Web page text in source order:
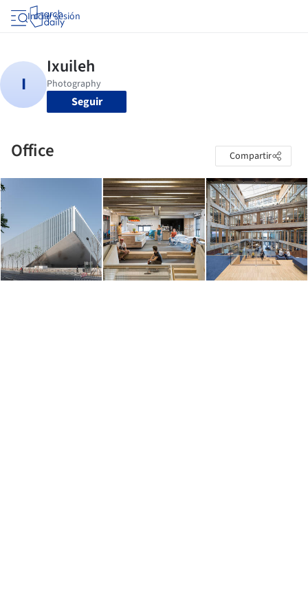
Iniciar sesión
Seguir
Office Compartir